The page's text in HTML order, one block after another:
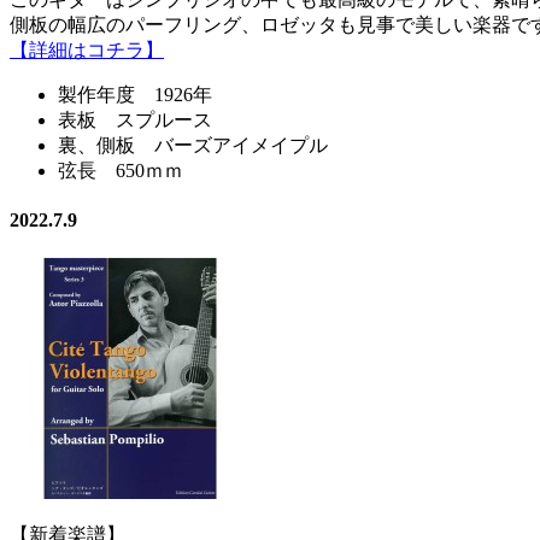
側板の幅広のパーフリング、ロゼッタも見事で美しい楽器で
【詳細はコチラ】
製作年度 1926年
表板 スプルース
裏、側板 バーズアイメイプル
弦長 650ｍｍ
2022.7.9
【新着楽譜】